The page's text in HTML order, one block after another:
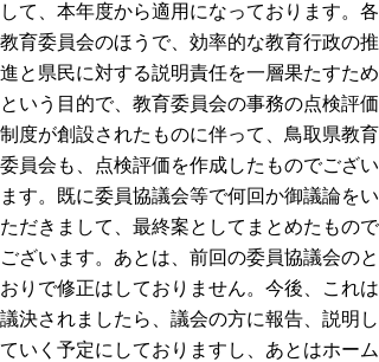
して、本年度から適用になっております。各
教育委員会のほうで、効率的な教育行政の推
進と県民に対する説明責任を一層果たすため
という目的で、教育委員会の事務の点検評価
制度が創設されたものに伴って、鳥取県教育
委員会も、点検評価を作成したものでござい
ます。既に委員協議会等で何回か御議論をい
ただきまして、最終案としてまとめたもので
ございます。あとは、前回の委員協議会のと
おりで修正はしておりません。今後、これは
議決されましたら、議会の方に報告、説明し
ていく予定にしておりますし、あとはホーム